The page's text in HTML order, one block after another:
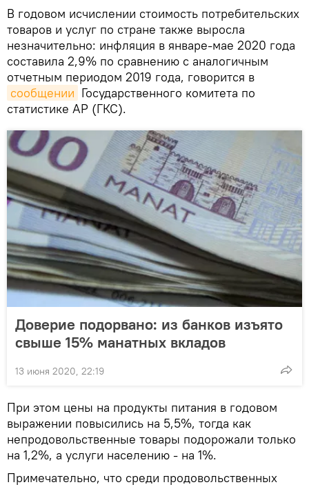
В годовом исчислении стоимость потребительских
товаров и услуг по стране также выросла
незначительно: инфляция в январе-мае 2020 года
составила 2,9% по сравнению с аналогичным
отчетным периодом 2019 года, говорится в
сообщении Государственного комитета по
статистике АР (ГКС).
Доверие подорвано: из банков изъято
свыше 15% манатных вкладов
13 июня 2020, 22:19
При этом цены на продукты питания в годовом
выражении повысились на 5,5%, тогда как
непродовольственные товары подорожали только
на 1,2%, а услуги населению - на 1%.
Примечательно, что среди продовольственных